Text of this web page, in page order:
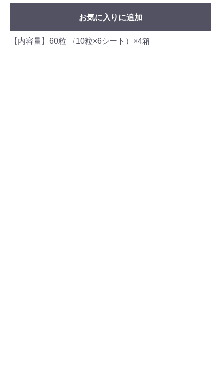
お気に入りに追加
【内容量】60粒 （10粒×6シート）×4箱